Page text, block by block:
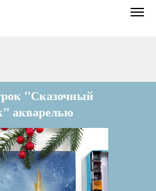
"Сказочный
акварелью